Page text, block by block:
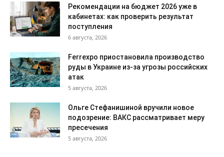
Рекомендации на бюджет 2026 уже в
кабинетах: как проверить результат
поступления
6 августа, 2026
Ferrexpo приостановила производство
руды в Украине из-за угрозы российских
атак
5 августа, 2026
Ольге Стефанишиной вручили новое
подозрение: ВАКС рассматривает меру
пресечения
5 августа, 2026